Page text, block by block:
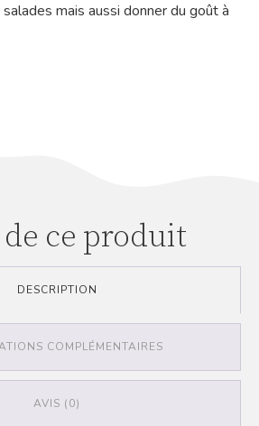
mais aussi donner du goût à
ce produit
DESCRIPTION
COMPLÉMENTAIRES
AVIS (0)